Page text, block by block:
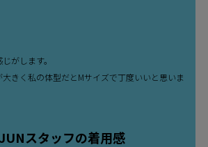
がします。
きく私の体型だとMサイズで丁度いいと思いま
スタッフの着用感